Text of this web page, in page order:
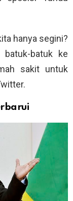
hanya segini?
batuk-batuk ke
sakit untuk